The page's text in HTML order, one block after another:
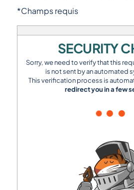
*Champs requis
SECURITY
Sorry, we need to verify that this
is not sent by an automated
This verification process is
redirect you in a few